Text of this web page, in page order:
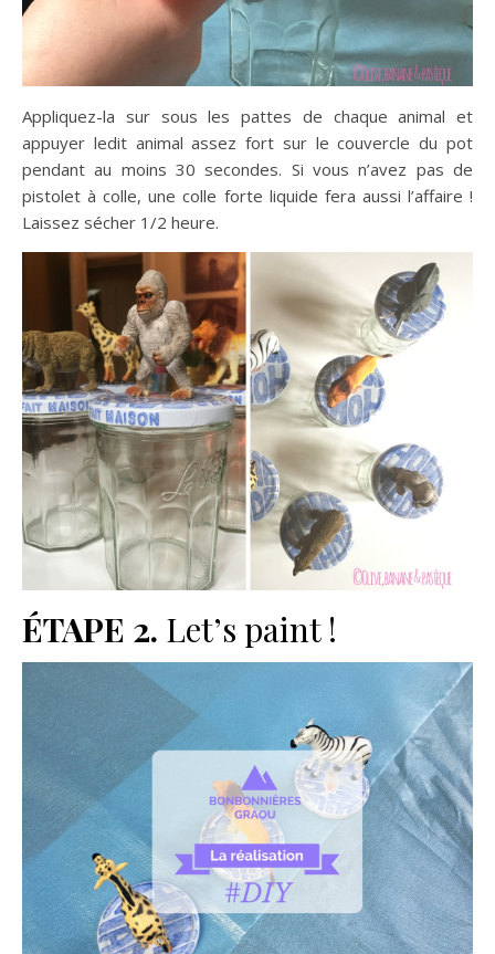
Appliquez-la sur sous les pattes de chaque animal et
appuyer ledit animal assez fort sur le couvercle du pot
pendant au moins 30 secondes. Si vous n’avez pas de
pistolet à colle, une colle forte liquide fera aussi l’affaire !
Laissez sécher 1/2 heure.
ÉTAPE 2. Let’s paint !